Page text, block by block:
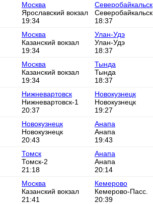
Москва
Ярославский вокзал
19:34
Северобайкальск
Северобайкальск
18:37
Москва
Казанский вокзал
19:34
Улан-Удэ
Улан-Удэ
18:37
Москва
Казанский вокзал
19:34
Тында
Тында
18:37
Нижневартовск
Нижневартовск-1
20:37
Новокузнецк
Новокузнецк
19:27
Новокузнецк
Новокузнецк
20:43
Анапа
Анапа
19:43
Томск
Томск-2
21:18
Анапа
Анапа
20:14
Москва
Казанский вокзал
21:41
Кемерово
Кемерово-Пасс.
20:39